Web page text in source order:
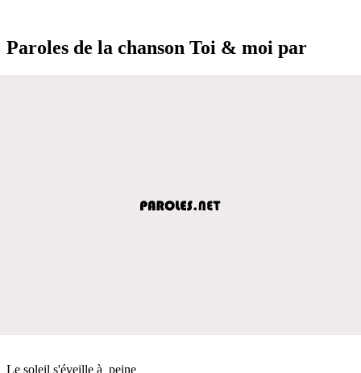
Paroles de la chanson Toi & moi par
Le soleil s'éveille à peine